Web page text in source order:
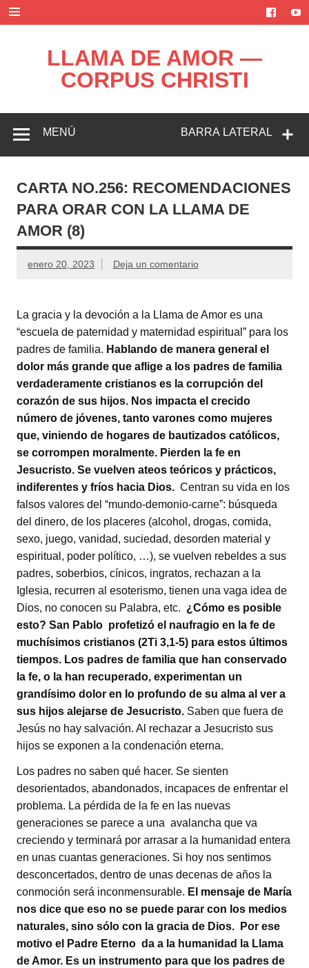
contenido
LLAMA DE AMOR —
CORPUS CHRISTI
BARRA LATERAL
MENÚ
CARTA NO.256: RECOMENDACIONES
PARA ORAR CON LA LLAMA DE
AMOR (8)
enero 20, 2023 Deja un comentario
La gracia y la devoción a la Llama de Amor es una
“escuela de paternidad y maternidad espiritual” para los
padres de familia. Hablando de manera general el
dolor más grande que aflige a los padres de familia
verdaderamente cristianos es la corrupción del
corazón de sus hijos. Nos impacta el crecido
número de jóvenes, tanto varones como mujeres
que, viniendo de hogares de bautizados católicos,
se corrompen moralmente. Pierden la fe en
Jesucristo. Se vuelven ateos teóricos y prácticos,
indiferentes y fríos hacia Dios. Centran su vida en los
falsos valores del “mundo-demonio-carne”: búsqueda
del dinero, de los placeres (alcohol, drogas, comida,
sexo, juego, vanidad, suciedad, desorden material y
espiritual, poder político, …), se vuelven rebeldes a sus
padres, soberbios, cínicos, ingratos, rechazan a la
Iglesia, recurren al esoterismo, tienen una vaga idea de
Dios, no conocen su Palabra, etc. ¿Cómo es posible
esto? San Pablo profetizó el naufragio en la fe de
muchísimos cristianos (2Ti 3,1-5) para estos últimos
tiempos. Los padres de familia que han conservado
la fe, o la han recuperado, experimentan un
grandísimo dolor en lo profundo de su alma al ver a
sus hijos alejarse de Jesucristo. Saben que fuera de
Jesús no hay salvación. Al rechazar a Jesucristo sus
hijos se exponen a la condenación eterna.
Los padres no saben qué hacer. Se sienten
desorientados, abandonados, incapaces de enfrentar el
problema. La pérdida de la fe en las nuevas
generaciones se parece a una avalancha que va
creciendo y terminará por arrasar a la humanidad entera
en unas cuantas generaciones. Si hoy nos sentimos
desconcertados, dentro de unas decenas de años la
conmoción será inconmensurable. El mensaje de María
nos dice que eso no se puede parar con los medios
naturales, sino sólo con la gracia de Dios. Por ese
motivo el Padre Eterno da a la humanidad la Llama
de Amor. Es un instrumento para que los padres de